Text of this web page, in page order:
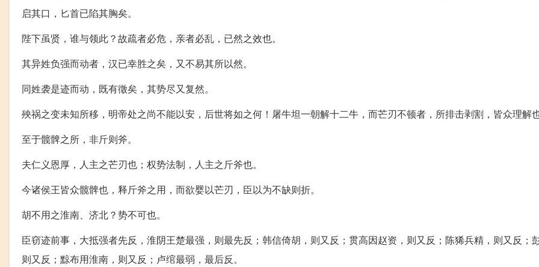
启其口，匕首已陷其胸矣。
陛下虽贤，谁与领此？故疏者必危，亲者必乱，已然之效也。
其异姓负强而动者，汉已幸胜之矣，又不易其所以然。
同姓袭是迹而动，既有徵矣，其势尽又复然。
殃祸之变未知所移，明帝处之尚不能以安，后世将如之何！屠牛坦一朝解十二牛，而芒刃不顿者，所排击剥割，皆众理解也
至于髋髀之所，非斤则斧。
夫仁义恩厚，人主之芒刃也；权势法制，人主之斤斧也。
今诸侯王皆众髋髀也，释斤斧之用，而欲婴以芒刃，臣以为不缺则折。
胡不用之淮南、济北？势不可也。
臣窃迹前事，大抵强者先反，淮阴王楚最强，则最先反；韩信倚胡，则又反；贯高因赵资，则又反；陈狶兵精，则又反；
则又反；黥布用淮南，则又反；卢绾最弱，最后反。